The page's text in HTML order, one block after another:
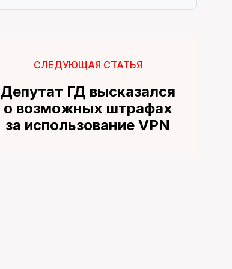
СЛЕДУЮЩАЯ СТАТЬЯ
Депутат ГД высказался
о возможных штрафах
за использование VPN